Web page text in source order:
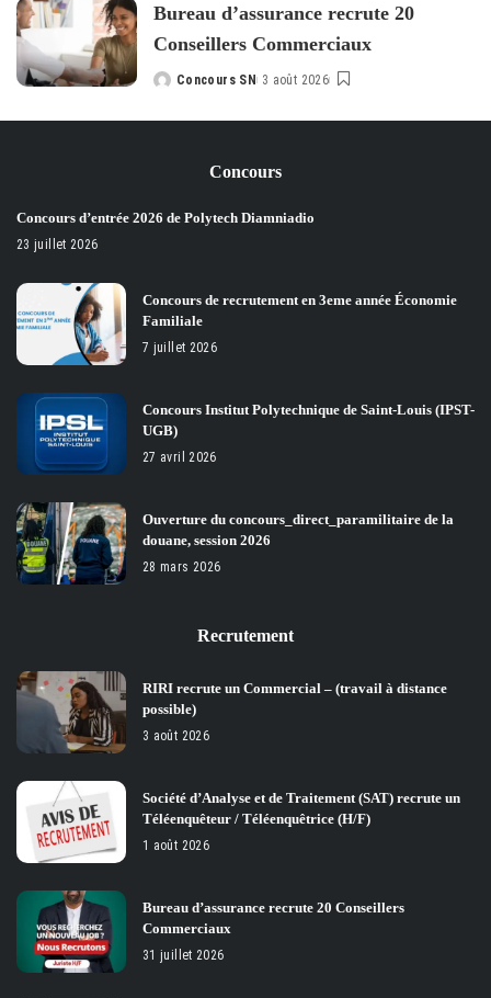
Bureau d’assurance recrute 20
Conseillers Commerciaux
Posted
Concours SN 3 août 2026
Concours
Concours d’entrée 2026 de Polytech Diamniadio
23 juillet 2026
Concours de recrutement en 3eme année Économie
Familiale
7 juillet 2026
Concours Institut Polytechnique de Saint-Louis (IPST-
UGB)
27 avril 2026
Ouverture du concours_direct_paramilitaire de la
douane, session 2026
28 mars 2026
Recrutement
RIRI recrute un Commercial – (travail à distance
possible)
3 août 2026
Société d’Analyse et de Traitement (SAT) recrute un
Téléenquêteur / Téléenquêtrice (H/F)
1 août 2026
Bureau d’assurance recrute 20 Conseillers
Commerciaux
31 juillet 2026